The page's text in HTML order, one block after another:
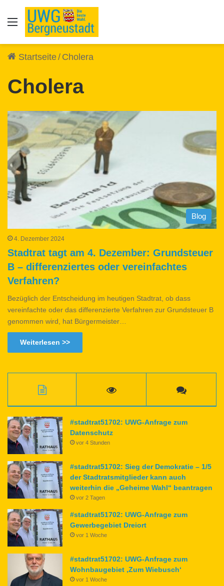
Auswahl
Startseite/ Cholera
Cholera
Blog
4. Dezember 2024
Stadtrat tagt am 4. Dezember: Grundsteuer
B – differenziertes oder vereinfachtes
Verfahren?
Bezüglich der Entscheidung im heutigen Stadtrat, ob dass
vereinfachte oder das differenzierte Verfahren zur Grundsteuer B
genommen wird, hat Bürgermeister…
Weiterlesen >>
#stadtrat51702: UWG-Anfrage zum
Datenschutz
vor 4 Stunden
#stadtrat51702: Sieg der Demokratie – 1/5
der Stadtratsmitglieder kann auch
weiterhin die „Geheime Wahl“ beantragen
vor 2 Tagen
#stadtrat51702: UWG-Anfrage zum
Gewerbegebiet Dreiort
vor 1 Woche
#stadtrat51702: UWG-Anfrage zum
Wohnbaugebiet ‚Zum Wiebusch‘
vor 1 Woche